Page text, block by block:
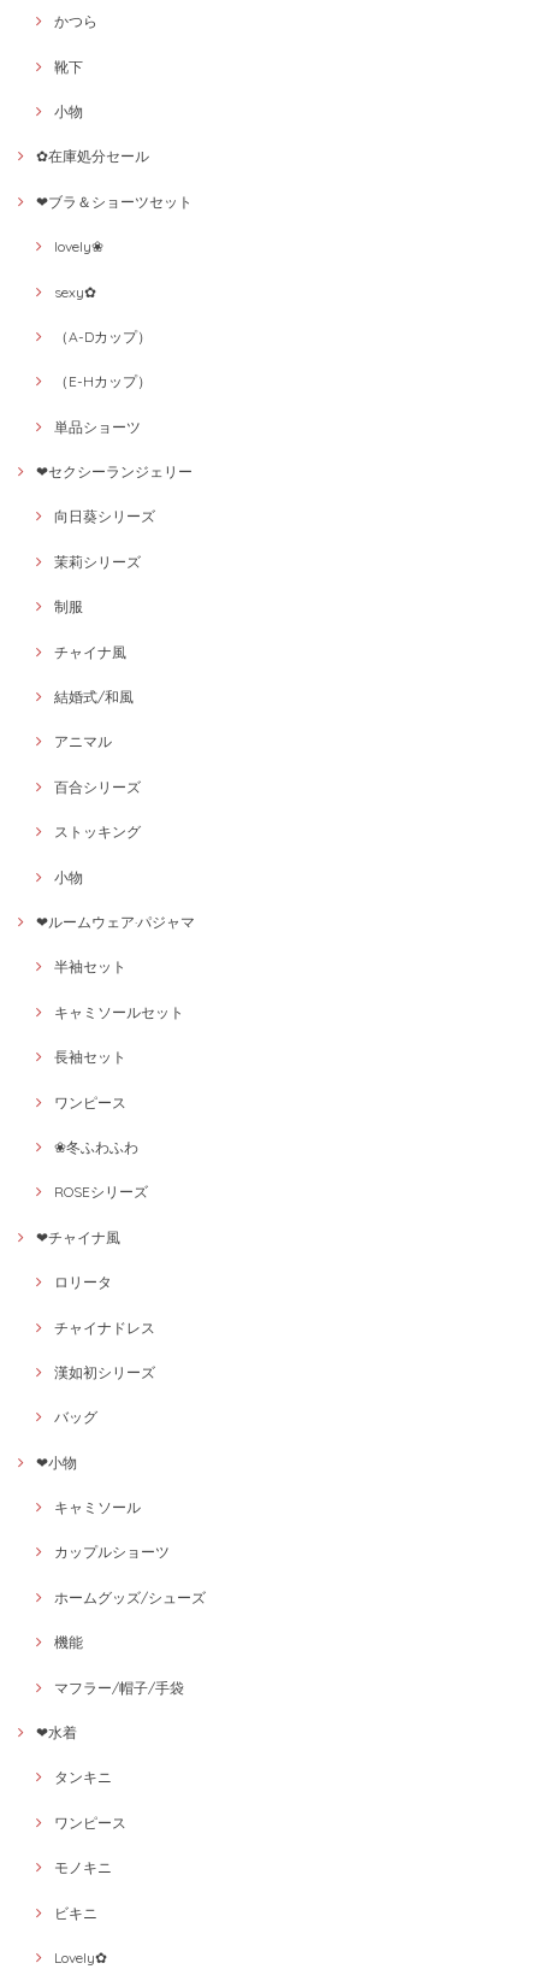
かつら
靴下
小物
✿在庫処分セール
❤ブラ＆ショーツセット
lovely❀
sexy✿
（A-Dカップ）
（E-Hカップ）
単品ショーツ
❤セクシーランジェリー
向日葵シリーズ
茉莉シリーズ
制服
チャイナ風
結婚式/和風
アニマル
百合シリーズ
ストッキング
小物
❤ルームウェア·パジャマ
半袖セット
キャミソールセット
長袖セット
ワンピース
❀冬ふわふわ
ROSEシリーズ
❤チャイナ風
ロリータ
チャイナドレス
漢如初シリーズ
バッグ
❤小物
キャミソール
カップルショーツ
ホームグッズ/シューズ
機能
マフラー/帽子/手袋
❤水着
タンキニ
ワンピース
モノキニ
ビキニ
Lovely✿